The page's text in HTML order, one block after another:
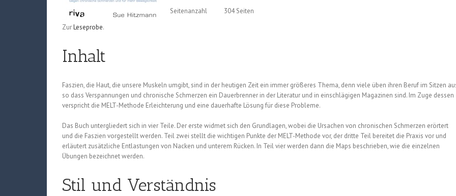
Seitenanzahl
304 Seiten
ZurLeseprobe.
Inhalt
Faszien, die Haut, die unsere Muskeln umgibt, sind in der heutigen Zeit ein immer größeres Thema, denn viele üben ihren Beruf im Sitzen
so dass Verspannungen und chronische Schmerzen ein Dauerbrenner in der Literatur und in einschlägigen Magazinen sind. Im Zuge dessen
verspricht die MELT-Methode Erleichterung und eine dauerhafte Lösung für diese Probleme.
Das Buch untergliedert sich in vier Teile. Der erste widmet sich den Grundlagen, wobei die Ursachen von chronischen Schmerzen erörtert
und die Faszien vorgestellt werden. Teil zwei stellt die wichtigen Punkte der MELT-Methode vor, der dritte Teil bereitet die Praxis vor und
erläutert zusätzliche Entlastungen von Nacken und unterem Rücken. In Teil vier werden dann die Maps beschrieben, wie die einzelnen
Übungen bezeichnet werden.
Stil und Verständnis